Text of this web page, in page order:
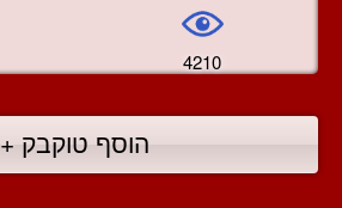
4210
הוסף טוקבק +